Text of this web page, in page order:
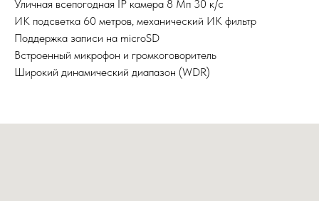
Уличная всепогодная IP камера 8 Мп 30 к/с
ИК подсветка 60 метров, механический ИК фильтр
Поддержка записи на microSD
Встроенный микрофон и громкоговоритель
Широкий динамический диапазон (WDR)